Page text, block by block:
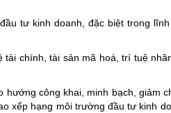
tư kinh doanh, đặc biệt trong
chính, tài sản mã hoá, trí tuệ
công khai, minh bạch, giảm
xếp hạng môi trường đầu tư kinh